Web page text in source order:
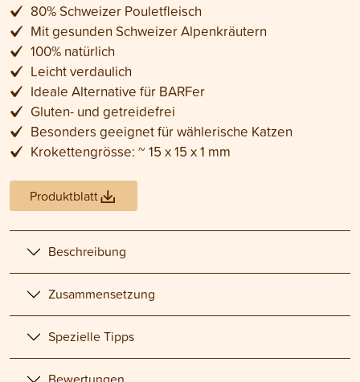
80% Schweizer Pouletfleisch
Mit gesunden Schweizer Alpenkräutern
100% natürlich
Leicht verdaulich
Ideale Alternative für BARFer
Gluten- und getreidefrei
Besonders geeignet für wählerische Katzen
Krokettengrösse: ~ 15 x 15 x 1 mm
Produktblatt
Beschreibung
Zusammensetzung
Spezielle Tipps